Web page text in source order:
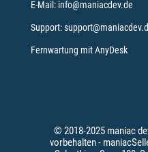
E-Mail: info@maniacdev.de
Support:
Fernwartung mit AnyDesk
© 2018-2025 maniac
vorbehalten -